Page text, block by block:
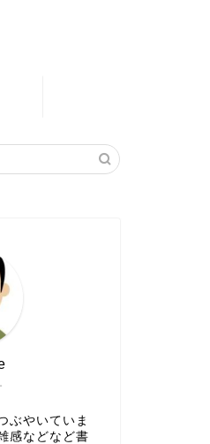
ぶやいていま
感などなど書